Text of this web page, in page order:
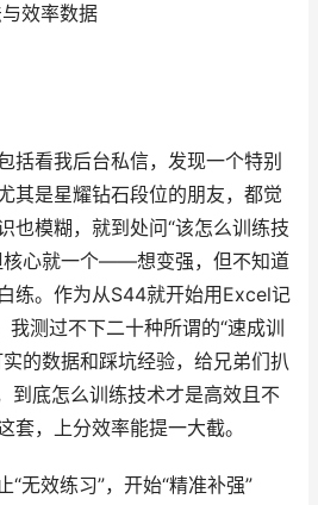
效率数据
括看我后台私信，发现一个特别
其是星耀钻石段位的朋友，都觉
也模糊，就到处问“该怎么训练技
核心就一个——想变强，但不知道
练。作为从S44就开始用Excel记
我测过不下二十种所谓的“速成训
的数据和踩坑经验，给兄弟们扒
到底怎么训练技术才是高效且不
套，上分效率能提一大截。
“无效练习”，开始“精准补强”